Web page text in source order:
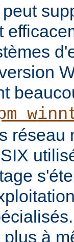
réseau
à